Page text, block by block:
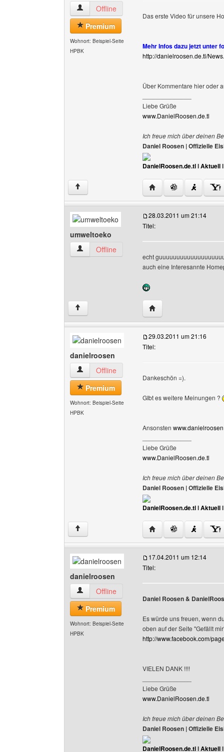
danielroosen Benutzer-Profile anzeigen
Offline
Premium
Wohnort: Beispiel-Seite
HPBK
Das erste Video für unsere
Mehr Infos dazu jetzt unter
http://danielroosen.de.tl/
Über Kommentare hier oder
Liebe Grüße
www.DanielRoosen.de.tl
Ich freue mich über deinen
Daniel Roosen | Offizielle
DanielRoosen.de.tlIAktuell
↑ Website dieses
umweltoeko
umweltoeko Benutzer-Profile anzeigen
Offline
28.03.2011 um 21:14
Titel:
echt
auch eine Interesannte
↑ Website dieses
danielroosen
danielroosen Benutzer-Profile anzeigen
Offline
Premium
Wohnort: Beispiel-Seite
HPBK
29.03.2011 um 21:16
Titel:
Dankeschön =).
GIbt es weitere Meinungen ?
Ansonsten
Liebe Grüße
www.DanielRoosen.de.tl
Ich freue mich über deinen
Daniel Roosen | Offizielle
DanielRoosen.de.tlIAktuell
↑ Website dieses
danielroosen
danielroosen Benutzer-Profile anzeigen
Offline
Premium
Wohnort: Beispiel-Seite
HPBK
17.04.2011 um 12:14
Titel:
Daniel Roosen &
Es würde uns freuen, wenn
oben auf der Seite "Gefällt
http://www.facebook.com/
VIELEN DANK !!!!
Liebe Grüße
www.DanielRoosen.de.tl
Ich freue mich über deinen
Daniel Roosen | Offizielle
DanielRoosen.de.tlIAktuell